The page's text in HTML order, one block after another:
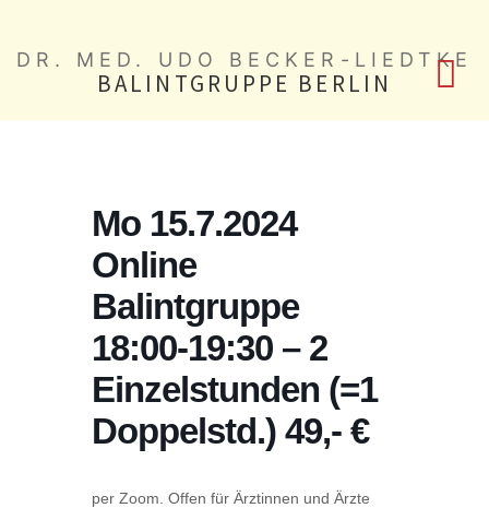
DR. MED. UDO BECKER-LIEDTKE
BALINTGRUPPE BERLIN
Mo 15.7.2024
Online
Balintgruppe
18:00-19:30 – 2
Einzelstunden (=1
Doppelstd.) 49,- €
per Zoom. Offen für Ärztinnen und Ärzte